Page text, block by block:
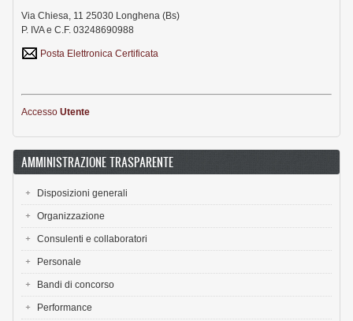
Via Chiesa, 11 25030 Longhena (Bs)
P. IVA e C.F. 03248690988
Posta Elettronica Certificata
Accesso Utente
AMMINISTRAZIONE TRASPARENTE
Disposizioni generali
Organizzazione
Consulenti e collaboratori
Personale
Bandi di concorso
Performance